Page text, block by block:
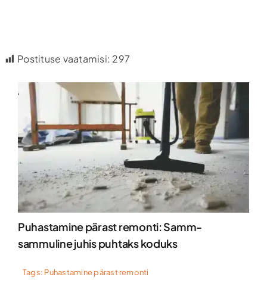
Postituse vaatamisi: 297
Puhastamine pärast remonti: Samm-
sammuline juhis puhtaks koduks
Tags: Puhastamine pärast remonti